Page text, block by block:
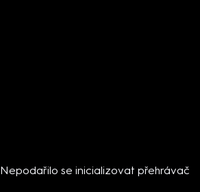
Nepodařilo se inicializovat přehrávač